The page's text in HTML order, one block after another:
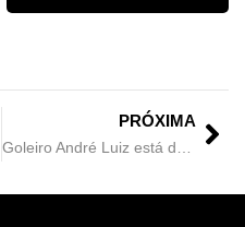
PRÓXIMA